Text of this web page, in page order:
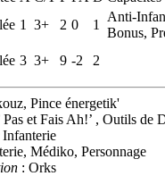
1 3+ 2 0 1
Anti-
Bonus,
3 3+ 9 -2 2
Pince énergetik'
Pas et Fais Ah!’ , Outils de
Médiko, Personnage
: Orks